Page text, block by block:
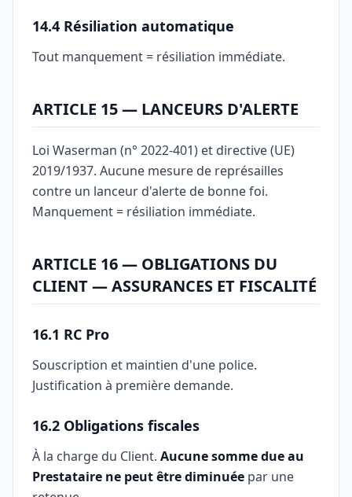
14.4 Résiliation automatique
Tout manquement = résiliation immédiate.
ARTICLE 15 — LANCEURS D'ALERTE
Loi Waserman (n° 2022-401) et directive (UE)
2019/1937. Aucune mesure de représailles
contre un lanceur d'alerte de bonne foi.
Manquement = résiliation immédiate.
ARTICLE 16 — OBLIGATIONS DU
CLIENT — ASSURANCES ET FISCALITÉ
16.1 RC Pro
Souscription et maintien d'une police.
Justification à première demande.
16.2 Obligations fiscales
À la charge du Client. Aucune somme due au
Prestataire ne peut être diminuée par une